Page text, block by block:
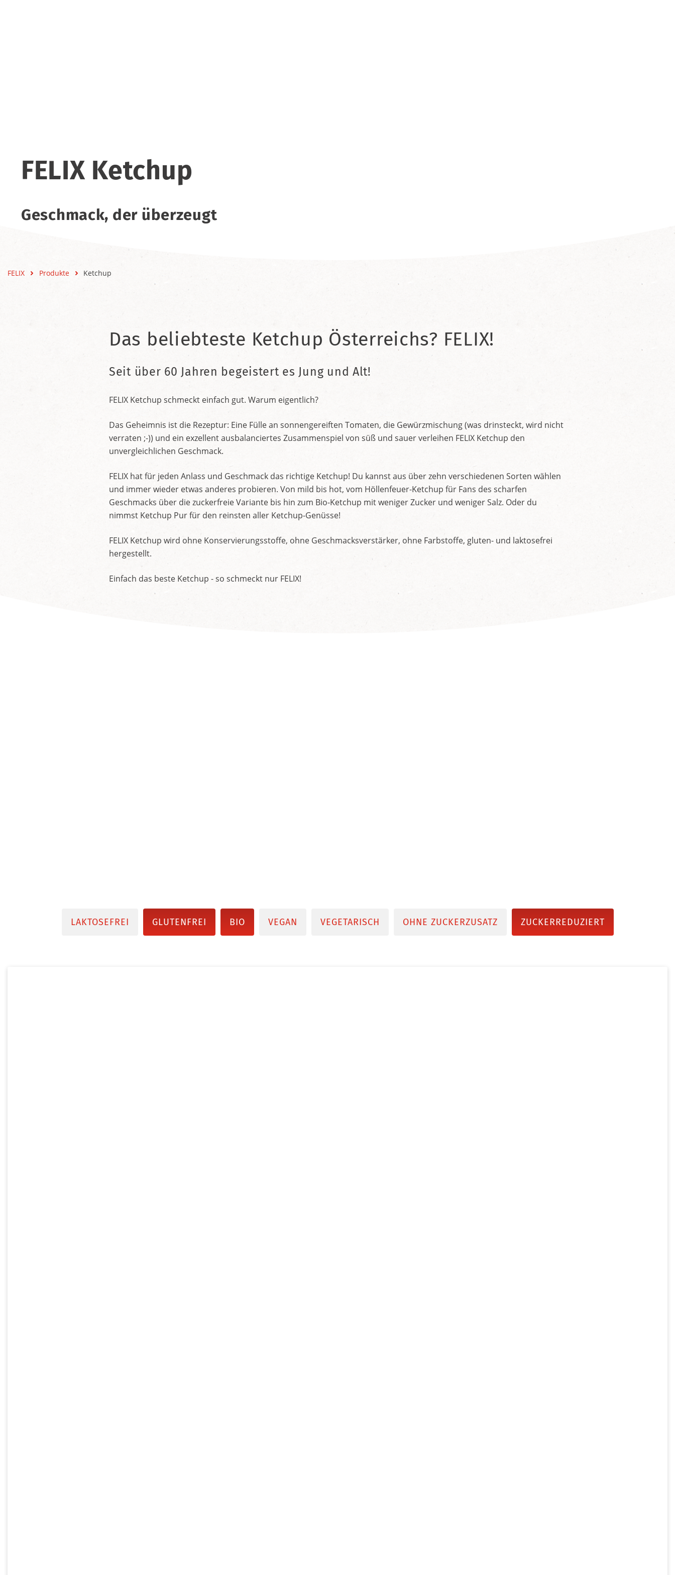
FELIX Ketchup
Geschmack, der überzeugt
FELIX Produkte Ketchup
Das beliebteste Ketchup Österreichs? FELIX!
Seit über 60 Jahren begeistert es Jung und Alt!
FELIX Ketchup schmeckt einfach gut. Warum eigentlich?
Das Geheimnis ist die Rezeptur: Eine Fülle an sonnengereiften Tomaten, die Gewürzmischung (was drinsteckt, wird nicht
verraten ;-)) und ein exzellent ausbalanciertes Zusammenspiel von süß und sauer verleihen FELIX Ketchup den
unvergleichlichen Geschmack.
FELIX hat für jeden Anlass und Geschmack das richtige Ketchup! Du kannst aus über zehn verschiedenen Sorten wählen
und immer wieder etwas anderes probieren. Von mild bis hot, vom Höllenfeuer-Ketchup für Fans des scharfen
Geschmacks über die zuckerfreie Variante bis hin zum Bio-Ketchup mit weniger Zucker und weniger Salz. Oder du
nimmst Ketchup Pur für den reinsten aller Ketchup-Genüsse!
FELIX Ketchup wird ohne Konservierungsstoffe, ohne Geschmacksverstärker, ohne Farbstoffe, gluten- und laktosefrei
hergestellt.
Einfach das beste Ketchup - so schmeckt nur FELIX!
LAKTOSEFREI GLUTENFREI BIO VEGAN VEGETARISCH OHNE ZUCKERZUSATZ ZUCKERREDUZIERT